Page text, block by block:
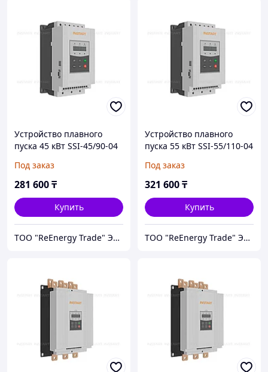
Устройство плавного
пуска 45 кВт SSI-45/90-04
Под заказ
281 600₸
Купить
ТОО "ReEnergy Trade" Энергоэффективные технологии и оборудование
Устройство плавного
пуска 55 кВт SSI-55/110-04
Под заказ
321 600₸
Купить
ТОО "ReEnergy Trade" Энергоэффективные технологии и оборудование